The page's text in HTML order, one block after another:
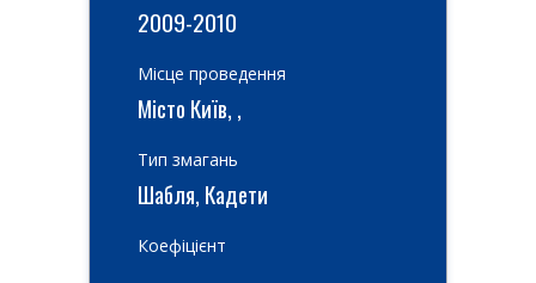
2009-2010
Місце проведення
Місто Київ, ,
Тип змагань
Шабля, Кадети
Коефіцієнт